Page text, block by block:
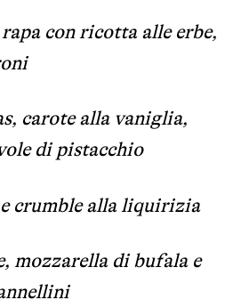
con ricotta alle erbe,
carote alla vaniglia,
di pistacchio
crumble alla liquirizia
mozzarella di bufala e